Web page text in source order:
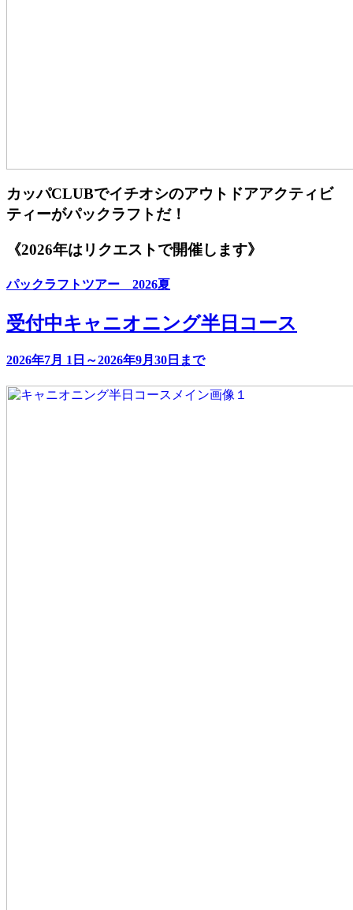
カッパCLUBでイチオシのアウトドアアクティビ
ティーがパックラフトだ！
《2026年はリクエストで開催します》
パックラフトツアー 2026夏
受付中キャニオニング半日コース
2026年7月 1日～2026年9月30日まで